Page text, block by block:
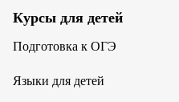
Курсы для детей
Подготовка к ОГЭ
Языки для детей